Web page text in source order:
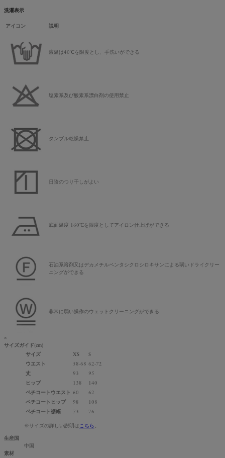
洗濯表示
アイコン 説明
液温は40℃を限度とし、手洗いができる
塩素系及び酸素系漂白剤の使用禁止
タンブル乾燥禁止
日陰のつり干しがよい
底面温度 160℃を限度としてアイロン仕上げができる
石油系溶剤又はデカメチルペンタシクロシロキサンによる弱いドライクリー
ニングができる
非常に弱い操作のウェットクリーニングができる
×
サイズガイド (cm)
サイズ
XS
S
ウエスト
58-68 62-72
丈
93
95
ヒップ
138
140
ペチコートウエスト 60
62
ペチコートヒップ
98
108
ペチコート裾幅
73 76
※サイズの詳しい説明はこちら。
生産国
中国
素材